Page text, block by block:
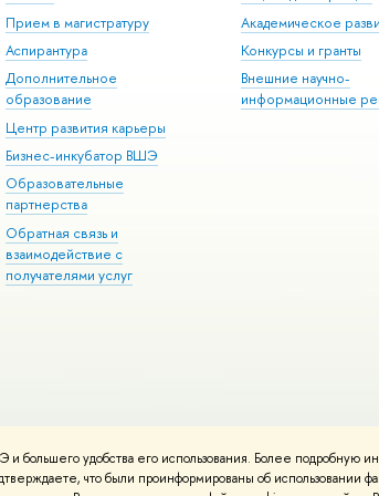
удобства его использования. Более подробную
что были проинформированы об
Прием в магистратуру
Аспирантура
Дополнительное
образование
Центр развития карьеры
Бизнес-инкубатор ВШЭ
Образовательные
партнерства
Обратная связь и
взаимодействие с
получателями услуг
Академическое
Конкурсы и гранты
Внешние научно-
информационные
Условия использования материалов Политика
вШколе дизайна НИУ ВШЭ